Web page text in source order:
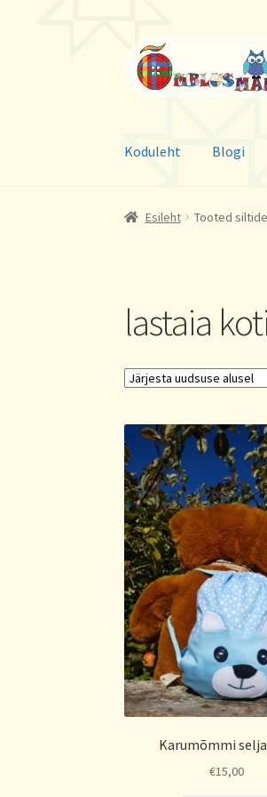
Liigu
navigeerimisele
Liigu
sisu
juurde
Koduleht Blogi
Esileht Tooted
lastaia
Karumõmmi
€15,00